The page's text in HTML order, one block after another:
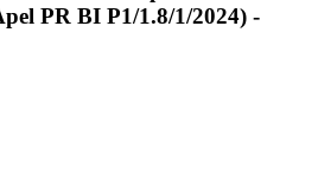
PR BI P1/1.8/1/2024) -